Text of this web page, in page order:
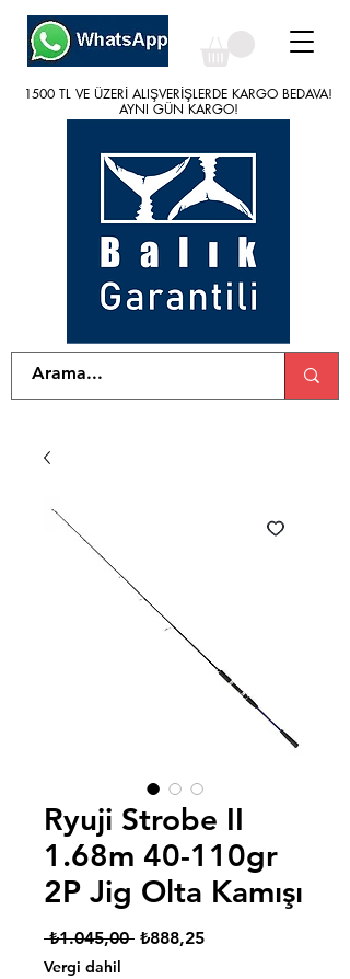
1500 TL VE ÜZERİ ALIŞVERİŞLERDE KARGO BEDAVA!
AYNI GÜN KARGO!
1500 TL VE ÜZERİ ALIŞVERİŞLERDE KARGO BEDAVA!
AYNI GÜN KARGO!
Ryuji Strobe II
1.68m 40-110gr
2P Jig Olta Kamışı
₺1.045,00 Normal
₺888,25İndirimli
Vergi dahil